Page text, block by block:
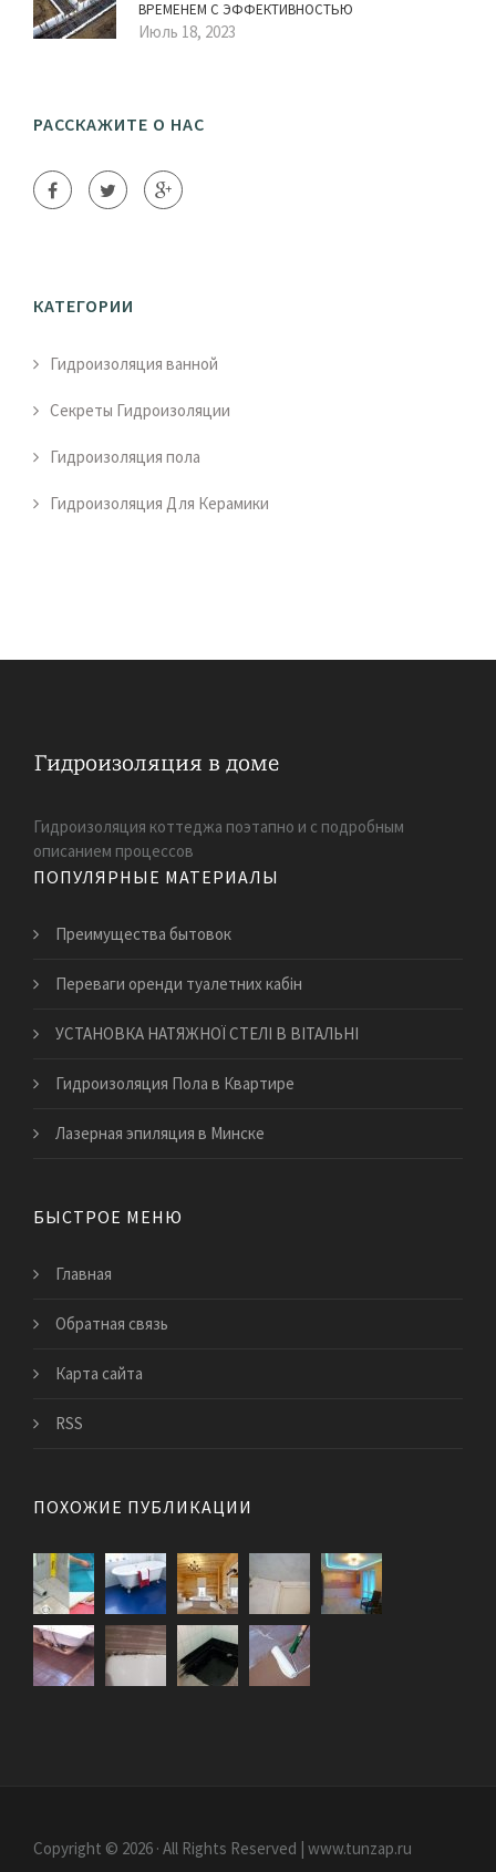
ВРЕМЕНЕМ С ЭФФЕКТИВНОСТЬЮ
Июль 18, 2023
РАССКАЖИТЕ О НАС
КАТЕГОРИИ
Гидроизоляция ванной
Секреты Гидроизоляции
Гидроизоляция пола
Гидроизоляция Для Керамики
Гидроизоляция коттеджа поэтапно и с подробным
описанием процессов
ПОПУЛЯРНЫЕ МАТЕРИАЛЫ
Преимущества бытовок
Переваги оренди туалетних кабін
УСТАНОВКА НАТЯЖНОЇ СТЕЛІ В ВІТАЛЬНІ
Гидроизоляция Пола в Квартире
Лазерная эпиляция в Минске
БЫСТРОЕ МЕНЮ
Главная
Обратная связь
Карта сайта
RSS
ПОХОЖИЕ ПУБЛИКАЦИИ
Copyright © 2026 · All Rights Reserved | www.tunzap.ru